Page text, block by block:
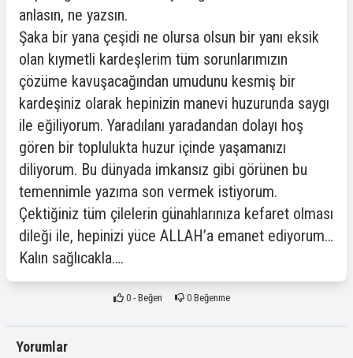
anlasın, ne yazsın.
Şaka bir yana çeşidi ne olursa olsun bir yanı eksik
olan kıymetli kardeşlerim tüm sorunlarımızın
çözüme kavuşacağından umudunu kesmiş bir
kardeşiniz olarak hepinizin manevi huzurunda saygı
ile eğiliyorum. Yaradılanı yaradandan dolayı hoş
gören bir toplulukta huzur içinde yaşamanızı
diliyorum. Bu dünyada imkansız gibi görünen bu
temennimle yazıma son vermek istiyorum.
Çektiğiniz tüm çilelerin günahlarınıza kefaret olması
dileği ile, hepinizi yüce ALLAH’a emanet ediyorum…
Kalın sağlıcakla….
0- Beğen 0 Beğenme
Yorumlar